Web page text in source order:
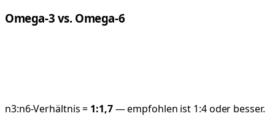
Omega-3 vs. Omega-6
n3:n6-Verhältnis = 1:1,7— empfohlen ist 1:4 oder besser.